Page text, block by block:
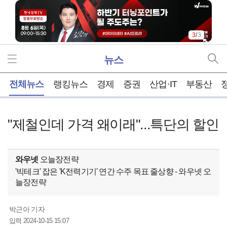
3/3
뉴스
전체뉴스 랭킹뉴스 경제 증권 산업·IT 부동산
"제철인데 가격 왜이래"...특단의 할인
와우넷 오늘장전략
'빅테크' 잡은 'K전력기기' 연간 수주 목표 줄상향 - 와우넷 오
늘장전략
박근아 기자
입력 2024-10-15 15:07